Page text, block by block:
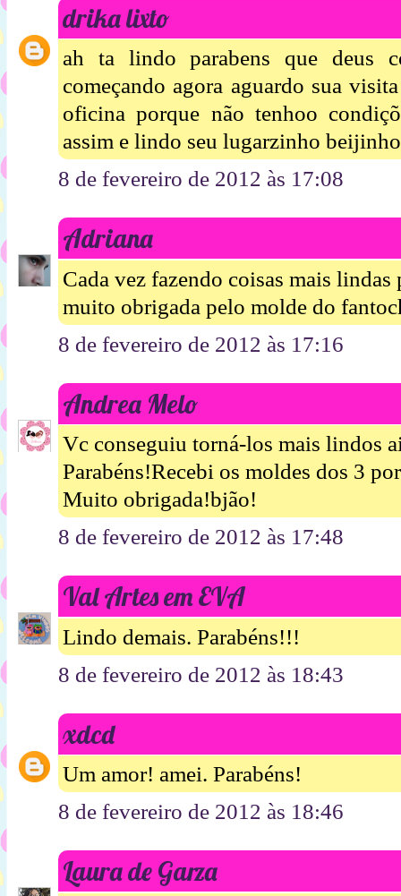
drika lixto
ah ta lindo parabens que deus
começando agora aguardo sua
oficina porque não tenhoo
assim e lindo seu lugarzinho
8 de fevereiro de 2012 às 17:08
Adriana
Cada vez fazendo coisas mais
muito obrigada pelo molde do
8 de fevereiro de 2012 às 17:16
Andrea Melo
Vc conseguiu torná-los mais lindos
Parabéns!Recebi os moldes dos 3
Muito obrigada!bjão!
8 de fevereiro de 2012 às 17:48
Val Artes em EVA
Lindo demais. Parabéns!!!
8 de fevereiro de 2012 às 18:43
xdcd
Um amor! amei. Parabéns!
8 de fevereiro de 2012 às 18:46
Laura de Garza